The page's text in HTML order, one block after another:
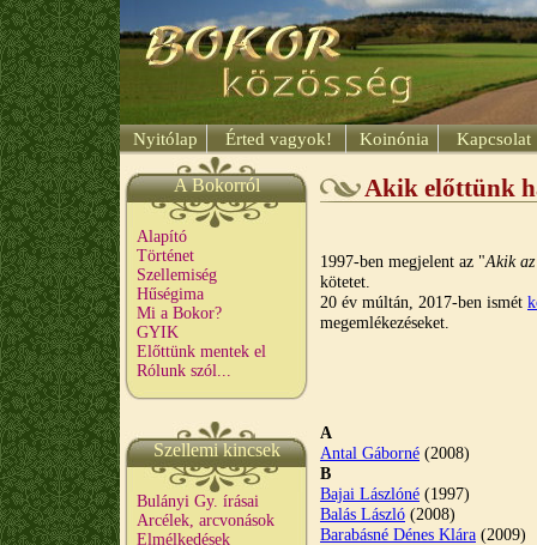
Nyitólap Érted vagyok! Koinónia Kapcsolat
A Bokorról
Alapító
Történet
Szellemiség
Hűségima
Mi a Bokor?
GYIK
Előttünk mentek el
Rólunk szól...
Szellemi kincsek
Bulányi Gy. írásai
Arcélek, arcvonások
Elmélkedések
Akik előttünk
1997-ben megjelent az "Akik
kötetet.
20 év múltán, 2017-ben ismét
megemlékezéseket.
A
Antal Gáborné (2008)
B
Bajai Lászlóné (1997)
Balás László (2008)
Barabásné Dénes Klára (2009)